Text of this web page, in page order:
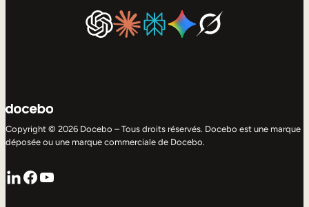
Copyright © 2026 Docebo – Tous droits réservés. Docebo est une marque
déposée ou une marque commerciale de Docebo.
LinkedIn
Facebook
YouTube